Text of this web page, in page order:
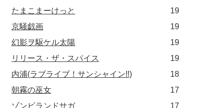
たまこまーけっと
19
京騒戯画
19
幻影ヲ駆ケル太陽
19
リリース・ザ・スパイス
19
内浦(ラブライブ！サンシャイン!!)
18
朝霧の巫女
17
ゾンビランドサガ
17